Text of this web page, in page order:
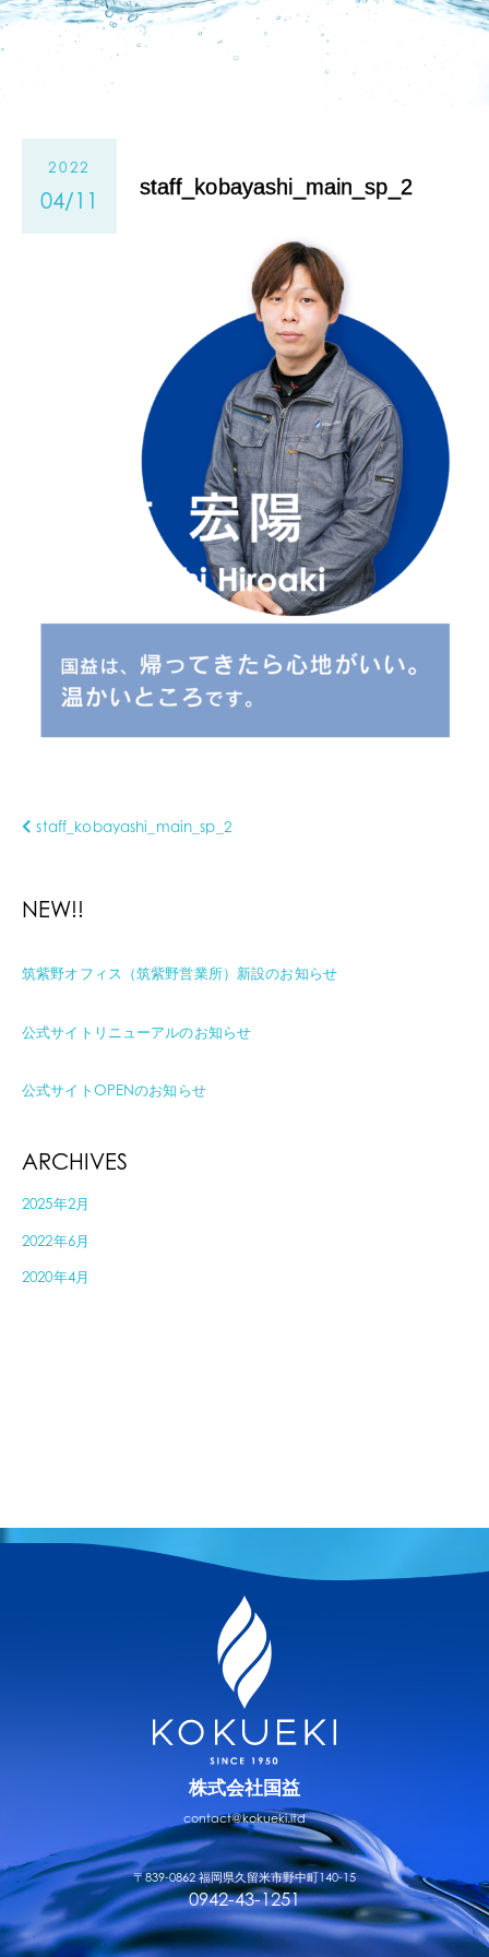
2022
04/11
staff_kobayashi_main_sp_2
staff_kobayashi_main_sp_2
NEW!!
筑紫野オフィス（筑紫野営業所）新設のお知らせ
公式サイトリニューアルのお知らせ
公式サイトOPENのお知らせ
ARCHIVES
2025年2月
2022年6月
2020年4月
株式会社国益
contact@kokueki.ltd
〒839-0862 福岡県久留米市野中町140-15
0942-43-1251